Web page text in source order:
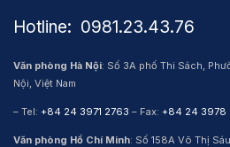
Hotline: ​ 0981.23.43.76
Văn phòng Hà Nội: Số 3A phố Thi Sách,
Nội, Việt Nam
– Tel: +84 24 3971 2763 – Fax: +84 24 3978
Văn phòng Hồ Chí Minh: Số 158A Võ Thị